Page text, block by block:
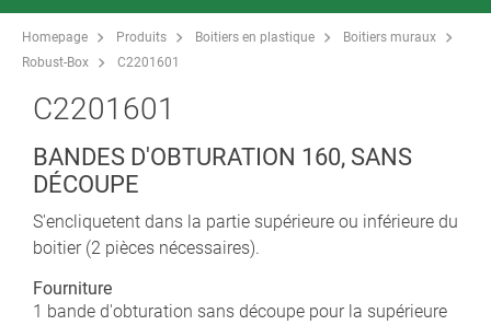
Homepage Produits Boitiers en plastique
Boitiers muraux
Robust-Box
C2201601
C2201601
BANDES D'OBTURATION 160, SANS
DÉCOUPE
S'encliquetent dans la partie supérieure ou inférieure du
boitier (2 pièces nécessaires).
Fourniture
1 bande d'obturation sans découpe pour la supérieure